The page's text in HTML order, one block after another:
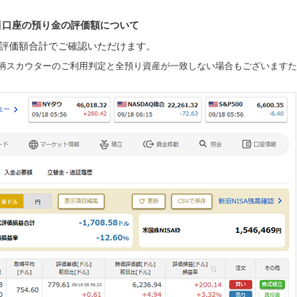
座の預り金の評価額について
額合計でご確認いただけます。
スカウターのご利用判定と全預り資産が一致しない場合もございますた